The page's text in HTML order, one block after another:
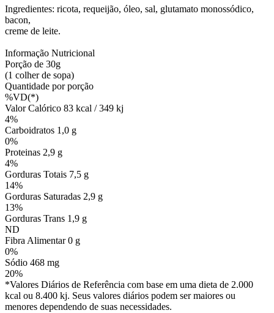
Ingredientes: ricota, requeijão, óleo, sal, glutamato monossódico,
bacon,
creme de leite.
Informação Nutricional
Porção de 30g
(1 colher de sopa)
Quantidade por porção
%VD(*)
Valor Calórico 83 kcal / 349 kj
4%
Carboidratos 1,0 g
0%
Proteinas 2,9 g
4%
Gorduras Totais 7,5 g
14%
Gorduras Saturadas 2,9 g
13%
Gorduras Trans 1,9 g
ND
Fibra Alimentar 0 g
0%
Sódio 468 mg
20%
*Valores Diários de Referência com base em uma dieta de 2.000
kcal ou 8.400 kj. Seus valores diários podem ser maiores ou
menores dependendo de suas necessidades.